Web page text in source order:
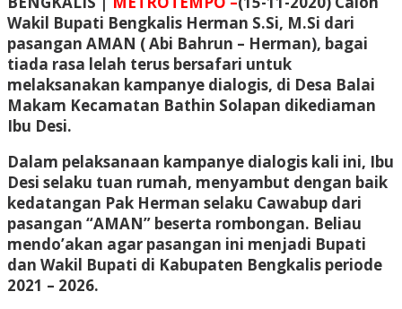
Wakil Bupati Bengkalis Herman S.Si, M.Si dari
pasangan AMAN ( Abi Bahrun – Herman), bagai
tiada rasa lelah terus bersafari untuk
melaksanakan kampanye dialogis, di Desa Balai
Makam Kecamatan Bathin Solapan dikediaman
Ibu Desi.
Dalam pelaksanaan kampanye dialogis kali ini, Ibu
Desi selaku tuan rumah, menyambut dengan baik
kedatangan Pak Herman selaku Cawabup dari
pasangan “AMAN” beserta rombongan. Beliau
mendo’akan agar pasangan ini menjadi Bupati
dan Wakil Bupati di Kabupaten Bengkalis periode
2021 – 2026.